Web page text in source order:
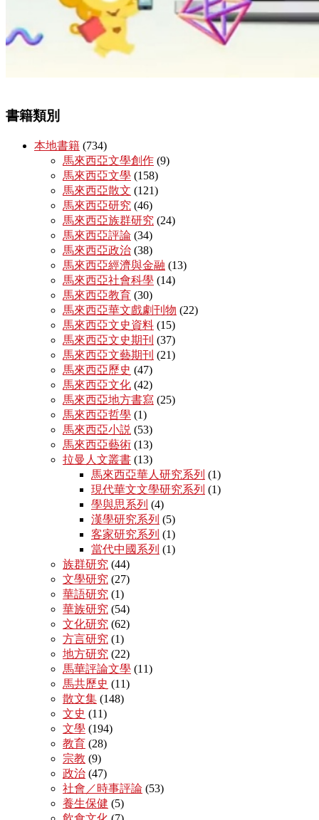
書籍類別
本地書籍 (734)
馬來西亞文學創作 (9)
馬來西亞文學 (158)
馬來西亞散文 (121)
馬來西亞研究 (46)
馬來西亞族群研究 (24)
馬來西亞評論 (34)
馬來西亞政治 (38)
馬來西亞經濟與金融 (13)
馬來西亞社會科學 (14)
馬來西亞教育 (30)
馬來西亞華文戲劇刊物 (22)
馬來西亞文史資料 (15)
馬來西亞文史期刊 (37)
馬來西亞文藝期刊 (21)
馬來西亞歷史 (47)
馬來西亞文化 (42)
馬來西亞地方書寫 (25)
馬來西亞哲學 (1)
馬來西亞小説 (53)
馬來西亞藝術 (13)
拉曼人文叢書 (13)
馬來西亞華人研究系列 (1)
現代華文文學研究系列 (1)
學與思系列 (4)
漢學研究系列 (5)
客家研究系列 (1)
當代中國系列 (1)
族群研究 (44)
文學研究 (27)
華語研究 (1)
華族研究 (54)
文化研究 (62)
方言研究 (1)
地方研究 (22)
馬華評論文學 (11)
馬共歷史 (11)
散文集 (148)
文史 (11)
文學 (194)
教育 (28)
宗教 (9)
政治 (47)
社會／時事評論 (53)
養生保健 (5)